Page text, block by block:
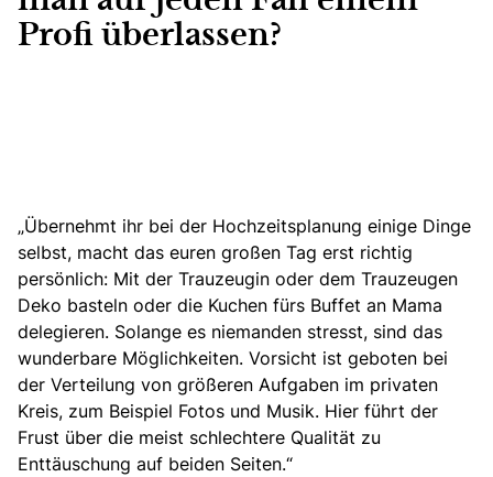
Profi überlassen?
„Übernehmt ihr bei der Hochzeitsplanung einige Dinge
selbst, macht das euren großen Tag erst richtig
persönlich: Mit der Trauzeugin oder dem Trauzeugen
Deko basteln oder die Kuchen fürs Buffet an Mama
delegieren. Solange es niemanden stresst, sind das
wunderbare Möglichkeiten. Vorsicht ist geboten bei
der Verteilung von größeren Aufgaben im privaten
Kreis, zum Beispiel Fotos und Musik. Hier führt der
Frust über die meist schlechtere Qualität zu
Enttäuschung auf beiden Seiten.“